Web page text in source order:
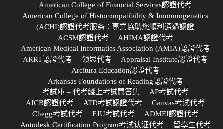
American College of Financial Services認證代考
American College of Histocompatibility & Immunogenetics
(ACHI)認證代考服务：專業協助您順利通過認證
ACSM認證代考
AHIMA認證代考
American Medical Informatics Association (AMIA)認證代考
ARRT認證代考
领思代考
Appraisal Institute認證代考
Arcitura Education認證代考
Arkansas Foundations of Reading認證代考
考試庫 – 代考綫上考試問答集
AP考試代考
AICB認證代考
ATD考試認證代考
Canvas考试代考
Chegg考試代考
EJU考試代考
ADMEI認證代考
Autodesk Certification Program考试认证代考
留學生代考